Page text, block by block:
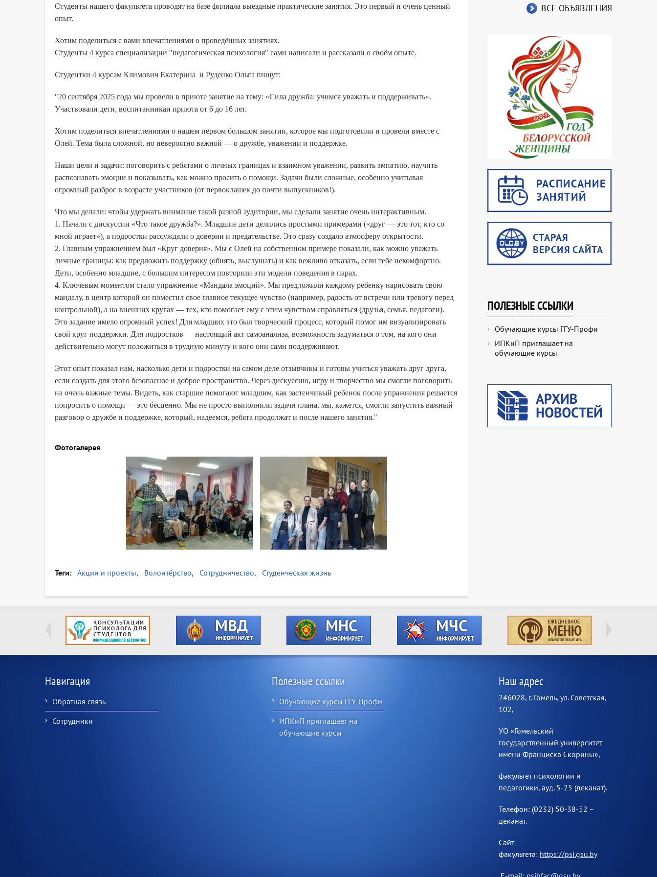
Студенты нашего факультета проводят на базе филиала выездные практические занятия. Это первый и очень ценный
опыт.
Хотим поделиться с вами впечатлениями о проведённых занятиях.
Студенты 4 курса специализации "педагогическая психология" сами написали и рассказали о своём опыте.
Студентки 4 курсам Климович Екатерина и Руденко Ольга пишут:
"20 сентября 2025 года мы провели в приюте занятие на тему: «Сила дружба: учимся уважать и поддерживать».
Участвовали дети, воспитанникаи приюта от 6 до 16 лет.
Хотим поделиться впечатлениями о нашем первом большом занятии, которое мы подготовили и провели вместе с
Олей. Тема была сложной, но невероятно важной — о дружбе, уважении и поддержке.
Наши цели и задачи: поговорить с ребятами о личных границах и взаимном уважении, развить эмпатию, научить
распознавать эмоции и показывать, как можно просить о помощи. Задачи были сложные, особенно учитывая
огромный разброс в возрасте участников (от первоклашек до почти выпускников!).
Что мы делали: чтобы удержать внимание такой разной аудитории, мы сделали занятие очень интерактивным.
1. Начали с дискуссии «Что такое дружба?». Младшие дети делились простыми примерами («друг — это тот, кто со
мной играет»), а подростки рассуждали о доверии и предательстве. Это сразу создало атмосферу открытости.
2. Главным упражнением был «Круг доверия». Мы с Олей на собственном примере показали, как можно уважать
личные границы: как предложить поддержку (обнять, выслушать) и как вежливо отказать, если тебе некомфортно.
Дети, особенно младшие, с большим интересом повторяли эти модели поведения в парах.
4. Ключевым моментом стало упражнение «Мандала эмоций». Мы предложили каждому ребенку нарисовать свою
мандалу, в центр которой он поместил свое главное текущее чувство (например, радость от встречи или тревогу перед
контрольной), а на внешних кругах — тех, кто помогает ему с этим чувством справляться (друзья, семья, педагоги).
Это задание имело огромный успех! Для младших это был творческий процесс, который помог им визуализировать
свой круг поддержки. Для подростков — настоящий акт самоанализа, возможность задуматься о том, на кого они
действительно могут положиться в трудную минуту и кого они сами поддерживают.
Этот опыт показал нам, насколько дети и подростки на самом деле отзывчивы и готовы учиться уважать друг друга,
если создать для этого безопасное и доброе пространство. Через дискуссию, игру и творчество мы смогли поговорить
на очень важные темы. Видеть, как старшие помогают младшим, как застенчивый ребенок после упражнения решается
попросить о помощи — это бесценно. Мы не просто выполнили задачи плана, мы, кажется, смогли запустить важный
разговор о дружбе и поддержке, который, надеемся, ребята продолжат и после нашего занятия."
Фотогалерея
Теги Акции и проекты Волонтёрство Сотрудничество Студенческая жизнь
ВСЕ ОБЪЯВЛЕНИЯ
ПОЛЕЗНЫЕ ССЫЛКИ
Обучающие курсы ГГУ-Профи
ИПКиП приглашает на
обучающие курсы
Навигация
Обратная связь
Сотрудники
Полезные ссылки
Обучающие курсы ГГУ-Профи
ИПКиП приглашает на
обучающие курсы
Наш адрес
246028, г. Гомель, ул. Советская,
102,
УО «Гомельский
государственный университет
имени Франциска Скорины»,
факультет психологии и
педагогики, ауд. 5-25 (деканат).
Телефон: (0232) 50-38-52 –
деканат.
Сайт
факультета: https://psi.gsu.by